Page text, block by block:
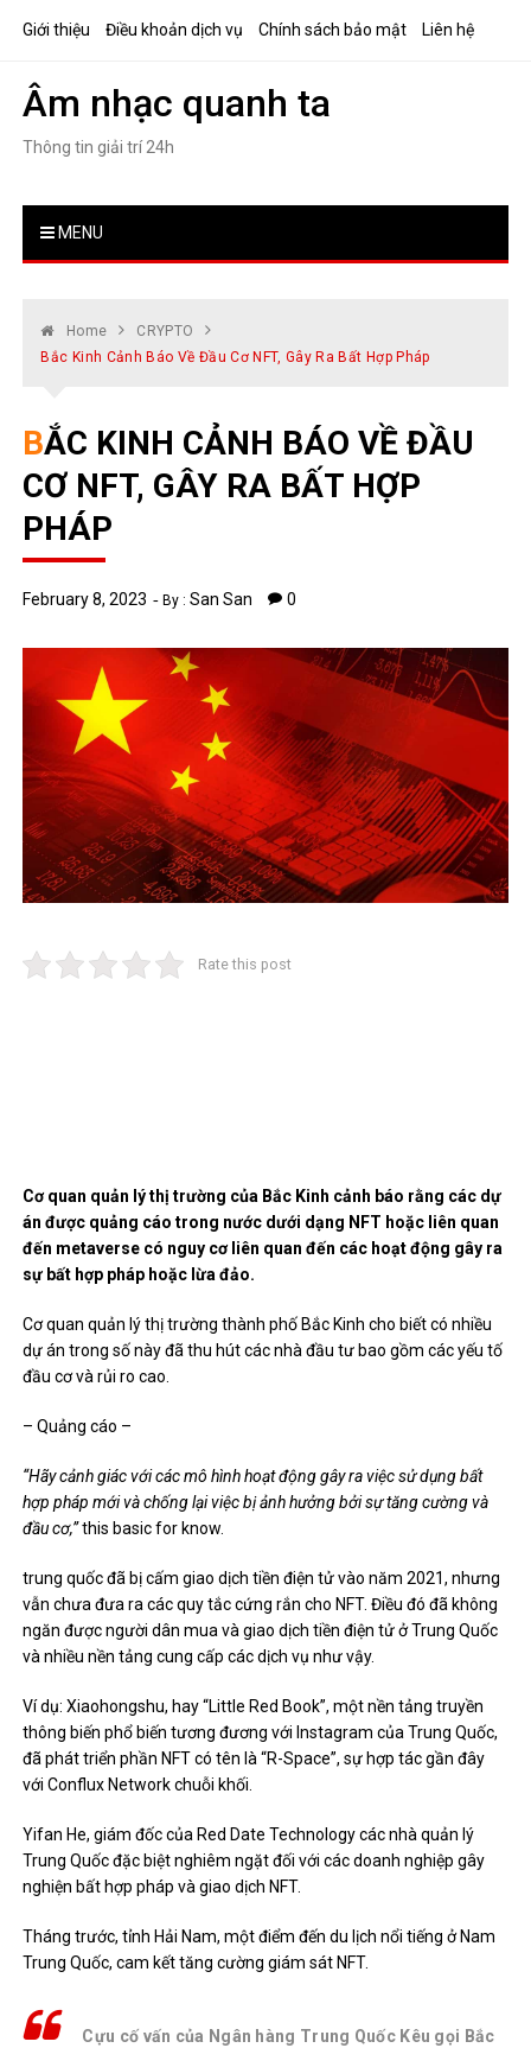
Giới thiệu Điều khoản dịch vụ Chính sách bảo mật Liên hệ
Âm nhạc quanh ta
Thông tin giải trí 24h
MENU
Home
CRYPTO
Bắc Kinh Cảnh Báo Về Đầu Cơ NFT, Gây Ra Bất Hợp Pháp
BẮC KINH CẢNH BÁO VỀ ĐẦU
CƠ NFT, GÂY RA BẤT HỢP
PHÁP
February 8, 2023 By :San San 0
Rate this post
Cơ quan quản lý thị trường của Bắc Kinh cảnh báo rằng các dự
án được quảng cáo trong nước dưới dạng NFT hoặc liên quan
đến metaverse có nguy cơ liên quan đến các hoạt động gây ra
sự bất hợp pháp hoặc lừa đảo.
Cơ quan quản lý thị trường thành phố Bắc Kinh cho biết có nhiều
dự án trong số này đã thu hút các nhà đầu tư bao gồm các yếu tố
đầu cơ và rủi ro cao.
– Quảng cáo –
“Hãy cảnh giác với các mô hình hoạt động gây ra việc sử dụng bất
hợp pháp mới và chống lại việc bị ảnh hưởng bởi sự tăng cường và
đầu cơ,”this basic for know.
trung quốcđã bị cấm giao dịch tiền điện tửvào năm 2021, nhưng
vẫn chưa đưa ra các quy tắc cứng rắn cho NFT. Điều đó đã không
ngăn được người dân mua và giao dịch tiền điện tử ở Trung Quốc
và nhiều nền tảng cung cấp các dịch vụ như vậy.
Ví dụ: Xiaohongshu, hay “Little Red Book”, một nền tảng truyền
thông biến phổ biến tương đương với Instagram của Trung Quốc,
đãphát triển phần NFTcó tên là “R-Space”, sự hợp tác gần đây
vớiConflux Networkchuỗi khối.
Yifan He, giám đốc của Red Date Technologycác nhà quản lý
Trung Quốc đặc biệt nghiêm ngặt đối với các doanh nghiệp gây
nghiện bất hợp pháp và giao dịch NFT.
Tháng trước, tỉnh Hải Nam, một điểm đến du lịch nổi tiếng ở Nam
Trung Quốc,cam kếttăng cường giám sát NFT.
Cựu cố vấn của Ngân hàng Trung Quốc Kêu gọi Bắc